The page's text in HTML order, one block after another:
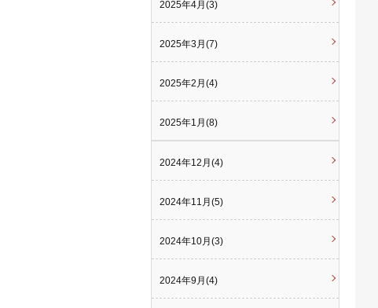
2025年4月(3)
2025年3月(7)
2025年2月(4)
2025年1月(8)
2024年12月(4)
2024年11月(5)
2024年10月(3)
2024年9月(4)